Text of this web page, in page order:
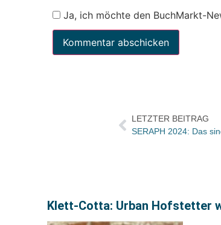
Ja, ich möchte den BuchMarkt-
LETZTER BEITRAG
SERAPH 2024: Das
Klett-Cotta: Urban Hofstetter